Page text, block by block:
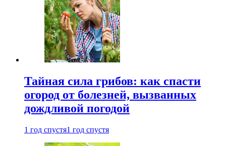
Тайная сила грибов: как спасти
огород от болезней, вызванных
дождливой погодой
1 год спустя1 год спустя